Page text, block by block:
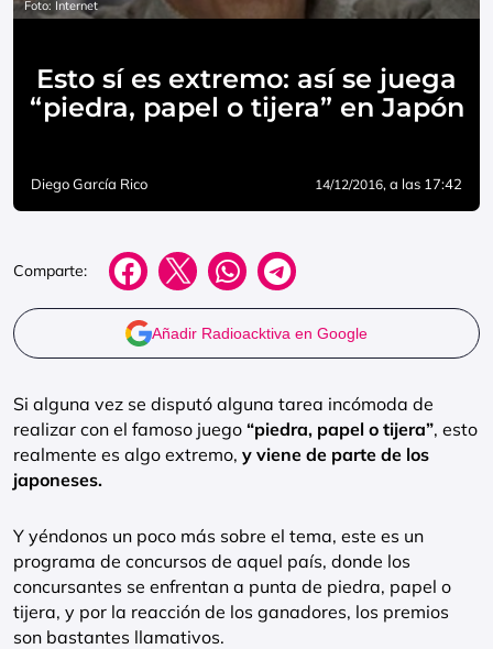
Foto: Internet
Esto sí es extremo: así se juega
“piedra, papel o tijera” en Japón
Diego García Rico 14/12/2016, a las 17:42
Comparte:
Añadir Radioacktiva en Google
Si alguna vez se disputó alguna tarea incómoda de
realizar con el famoso juego “piedra, papel o tijera”, esto
realmente es algo extremo, y viene de parte de los
japoneses.
Y yéndonos un poco más sobre el tema, este es un
programa de concursos de aquel país, donde los
concursantes se enfrentan a punta de piedra, papel o
tijera, y por la reacción de los ganadores, los premios
son bastantes llamativos.